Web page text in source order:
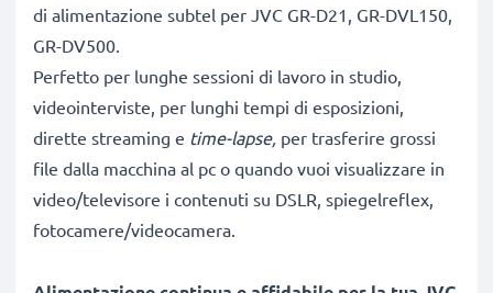
di alimentazione subtel per JVC GR-D21, GR-DVL150,
GR-DV500.
Perfetto per lunghe sessioni di lavoro in studio,
videointerviste, per lunghi tempi di esposizioni,
dirette streaming e time-lapse, per trasferire grossi
file dalla macchina al pc o quando vuoi visualizzare in
video/televisore i contenuti su DSLR, spiegelreflex,
fotocamere/videocamera.